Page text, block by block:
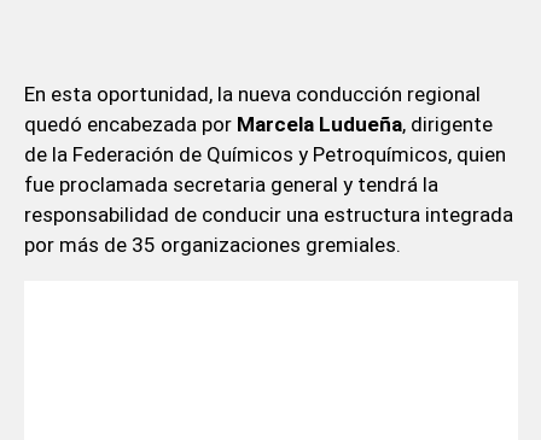
En esta oportunidad, la nueva conducción regional
quedó encabezada por Marcela Ludueña, dirigente
de la Federación de Químicos y Petroquímicos, quien
fue proclamada secretaria general y tendrá la
responsabilidad de conducir una estructura integrada
por más de 35 organizaciones gremiales.